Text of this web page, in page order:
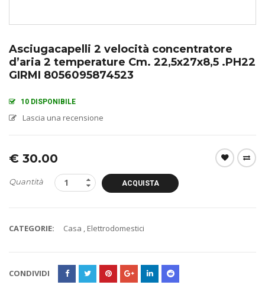
Asciugacapelli 2 velocità concentratore
d’aria 2 temperature Cm. 22,5x27x8,5 .PH22
GIRMI 8056095874523
10 DISPONIBILE
Lascia una recensione
€ 30.00
Quantità ACQUISTA
CATEGORIE: Casa , Elettrodomestici
CONDIVIDI